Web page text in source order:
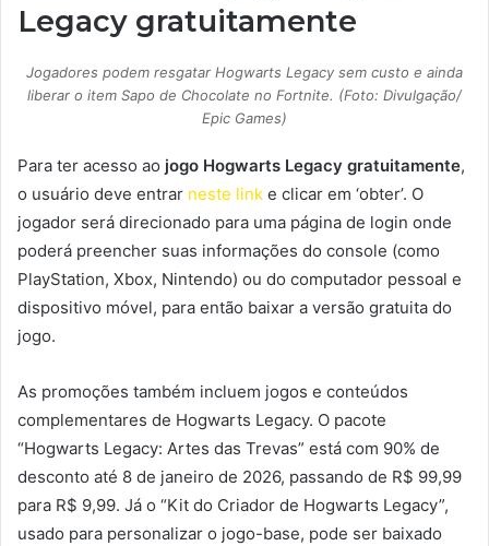
Legacy gratuitamente
Jogadores podem resgatar Hogwarts Legacy sem custo e ainda
liberar o item Sapo de Chocolate no Fortnite. (Foto: Divulgação/
Epic Games)
Para ter acesso ao jogo Hogwarts Legacy gratuitamente,
o usuário deve entrar neste link e clicar em ‘obter’. O
jogador será direcionado para uma página de login onde
poderá preencher suas informações do console (como
PlayStation, Xbox, Nintendo) ou do computador pessoal e
dispositivo móvel, para então baixar a versão gratuita do
jogo.
As promoções também incluem jogos e conteúdos
complementares de Hogwarts Legacy. O pacote
“Hogwarts Legacy: Artes das Trevas” está com 90% de
desconto até 8 de janeiro de 2026, passando de R$ 99,99
para R$ 9,99. Já o “Kit do Criador de Hogwarts Legacy”,
usado para personalizar o jogo-base, pode ser baixado